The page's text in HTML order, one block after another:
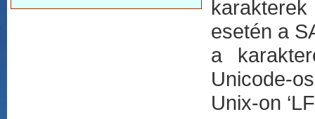
esetén a
a
Unicode-
Unix-on